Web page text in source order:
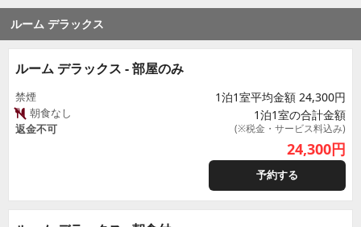
ルーム デラックス
ルーム デラックス - 部屋のみ
禁煙
朝食なし
返金不可
1泊1室平均金額 24,300円
1泊1室の合計金額
(※税金・サービス料込み)
24,300円
予約する